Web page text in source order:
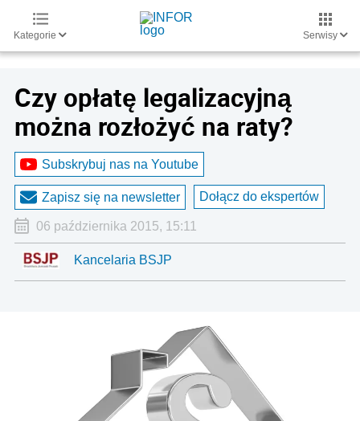
Kategorie Serwisy
Czy opłatę legalizacyjną
można rozłożyć na raty?
Subskrybuj nas na Youtube
Zapisz się na newsletter Dołącz do ekspertów
06 października 2015, 15:11
Kancelaria BSJP